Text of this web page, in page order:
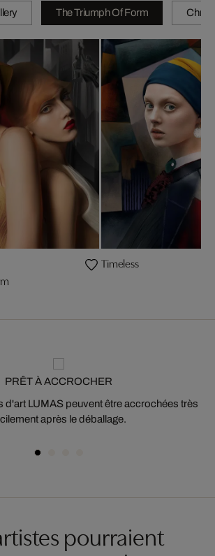
The Triumph Of Form
Timeless
PRÊT À ACCROCHER
LUMAS peuvent être accrochées très
après le déballage.
pourraient